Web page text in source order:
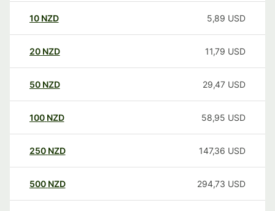
10 NZD 5,89 USD
20 NZD 11,79 USD
50 NZD 29,47 USD
100 NZD 58,95 USD
250 NZD 147,36 USD
500 NZD 294,73 USD